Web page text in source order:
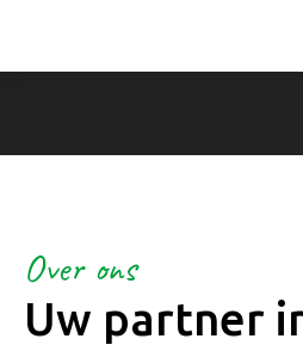
Over ons
Uw partner